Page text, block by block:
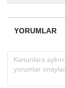
YORUMLAR